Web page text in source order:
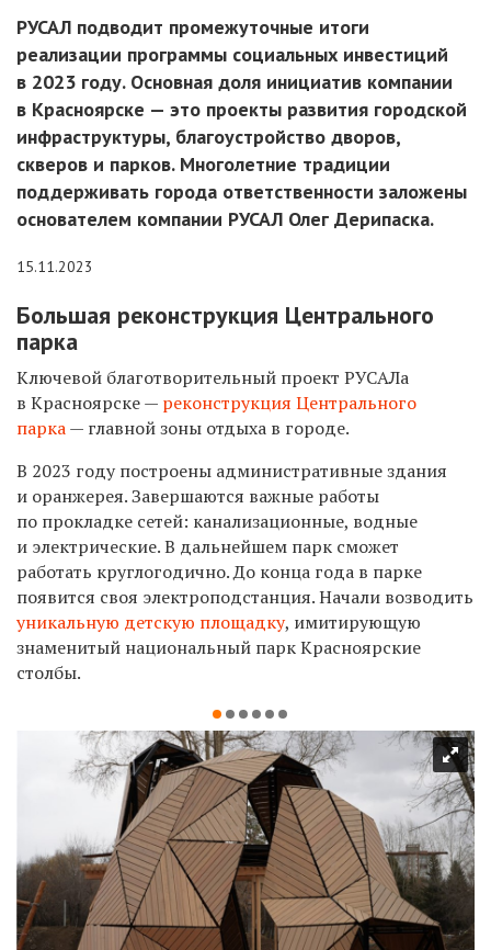
РУСАЛ подводит промежуточные итоги
реализации программы социальных инвестиций
в 2023 году. Основная доля инициатив компании
в Красноярске — это проекты развития городской
инфраструктуры, благоустройство дворов,
скверов и парков. Многолетние традиции
поддерживать города ответственности заложены
основателем компании РУСАЛ Олег Дерипаска.
15.11.2023
Большая реконструкция Центрального
парка
Ключевой благотворительный проект РУСАЛа
в Красноярске — реконструкция Центрального
парка— главной зоны отдыха в городе.
В 2023 году построены административные здания
и оранжерея. Завершаются важные работы
по прокладке сетей: канализационные, водные
и электрические. В дальнейшем парк сможет
работать круглогодично. До конца года в парке
появится своя электроподстанция. Начали возводить
уникальную детскую площадку, имитирующую
знаменитый национальный парк Красноярские
столбы.